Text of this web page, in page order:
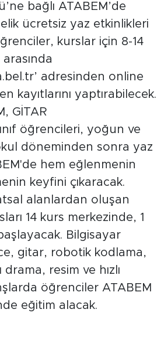
bağlı ATABEM’de
ücretsiz yaz etkinlikleri
kurslar için 8-14
adresinden online
kayıtlarını yaptırabilecek.
GİTAR
öğrencileri, yoğun ve
döneminden sonra yaz
hem eğlenmenin
keyfini çıkaracak.
alanlardan oluşan
14 kurs merkezinde, 1
Bilgisayar
gitar, robotik kodlama,
resim ve hızlı
öğrenciler ATABEM
eğitim alacak.